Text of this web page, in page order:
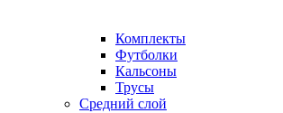
Комплекты
Футболки
Кальсоны
Трусы
Средний слой